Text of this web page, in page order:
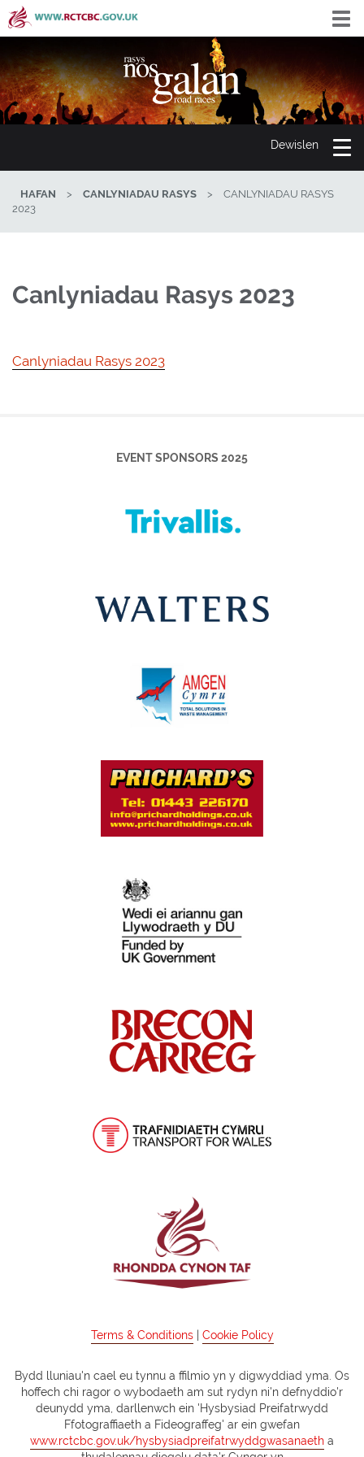
Skip
to
main
DewislenToggle
HAFAN > CANLYNIADAU RASYS >
CANLYNIADAU RASYS
2023
Canlyniadau Rasys 2023
Canlyniadau Rasys 2023
EVENT SPONSORS 2025
Terms & Conditions| Cookie Policy
Bydd lluniau'n cael eu tynnu a ffilmio yn y digwyddiad yma. Os
hoffech chi ragor o wybodaeth am sut rydyn ni'n defnyddio'r
deunydd yma, darllenwch ein 'Hysbysiad Preifatrwydd
Ffotograffiaeth a Fideograffeg' ar ein gwefan
www.rctcbc.gov.uk/hysbysiadpreifatrwyddgwasanaeth a